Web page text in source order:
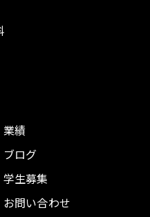
業績
ブログ
学生募集
お問い合わせ